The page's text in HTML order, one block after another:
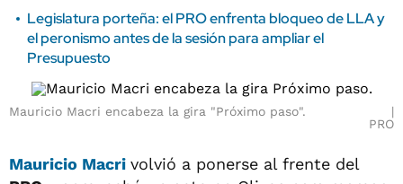
Legislatura porteña: el PRO enfrenta bloqueo de LLA y
el peronismo antes de la sesión para ampliar el
Presupuesto
Mauricio Macri encabeza la gira "Próximo paso".
PRO
Mauricio Macri volvió a ponerse al frente del